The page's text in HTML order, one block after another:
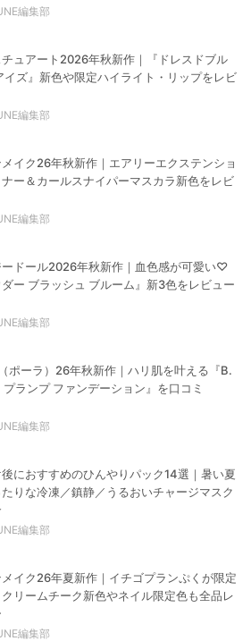
編集部
チュアート2026年秋新作｜『ドレスドブル
イズ』新色や限定ハイライト・リップをレビ
編集部
イク26年秋新作｜エアリーエクステンショ
ナー＆カールスナイパーマスカラ新色をレビ
編集部
ードール2026年秋新作｜血色感が可愛い♡
ダー ブラッシュ ブルーム』新3色をレビュー
編集部
ポーラ）26年秋新作｜ハリ肌を叶える『B.
プランプ ファンデーション』を口コミ
編集部
後におすすめのひんやりパック14選｜暑い夏
りな冷凍／鎮静／うるおいチャージマスク
編集部
イク26年夏新作｜イチゴプランぷくが限定
リームチーク新色やネイル限定色も全品レ
編集部